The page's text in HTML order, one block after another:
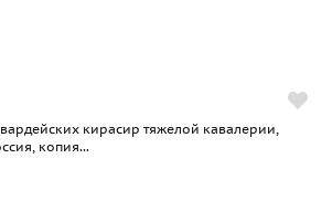
кирасир тяжелой кавалерии,
копия...